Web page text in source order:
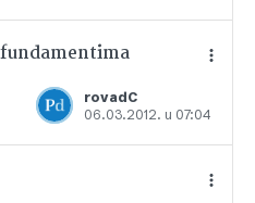
rovadC
06.03.2012. u 07:04
Dodajte u favorite